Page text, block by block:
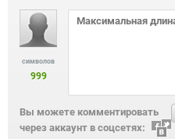
символов
999
Вы можете комментировать
через аккаунт в соцсетях: